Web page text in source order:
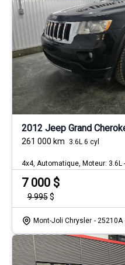
2012 Jeep Grand
261 000 km 3.6L 6 cyl
4x4, Automatique, Moteur: 3.6L
7 000 $
9 995$
Mont-Joli Chrysler - 25210A